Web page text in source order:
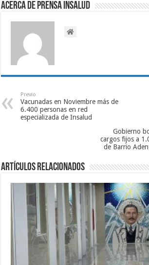
Acerca de Prensa INSALUD
Previo
Vacunadas en Noviembre más de
6.400 personas en red
especializada de Insalud
Gobierno
cargos fijos a
de Barrio
Artículos relacionados